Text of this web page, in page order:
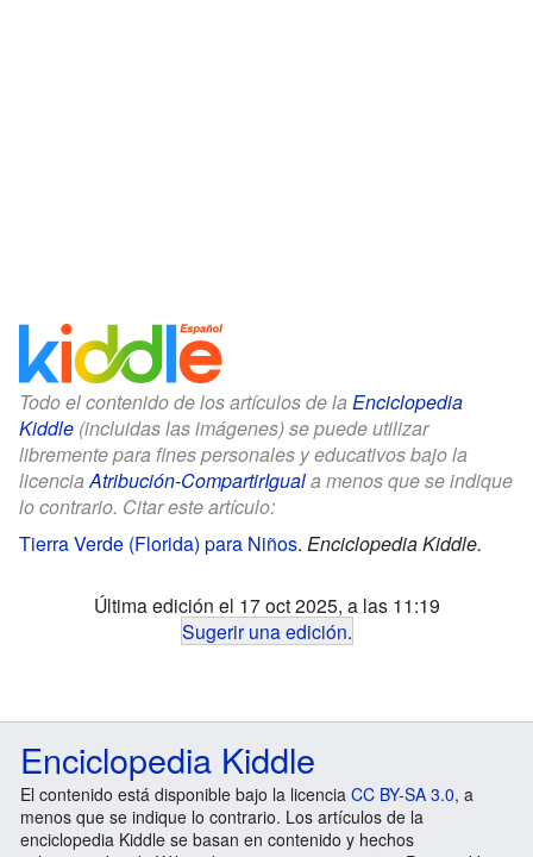
Todo el contenido de los artículos de la Enciclopedia
Kiddle (incluidas las imágenes) se puede utilizar
libremente para fines personales y educativos bajo la
licenciaAtribución-CompartirIguala menos que se indique
lo contrario. Citar este artículo:
Tierra Verde (Florida) para Niños. Enciclopedia Kiddle.
Última edición el 17 oct 2025, a las 11:19
Sugerir una edición.
Enciclopedia Kiddle
El contenido está disponible bajo la licencia CC BY-SA 3.0, a
menos que se indique lo contrario. Los artículos de la
enciclopedia Kiddle se basan en contenido y hechos